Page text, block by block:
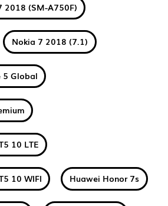
2018 (SM-A750F)
Nokia 7 2018 (7.1)
5 Global
10 LTE
10 WIFI Huawei Honor 7s